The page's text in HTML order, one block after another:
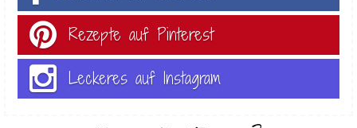
Rezepte auf Pinterest
Leckeres auf Instagram